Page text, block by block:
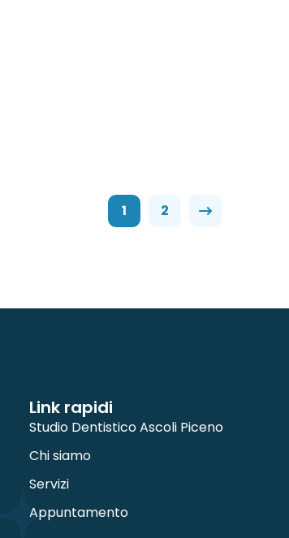
1 2
Link rapidi
Studio Dentistico Ascoli Piceno
Chi siamo
Servizi
Appuntamento